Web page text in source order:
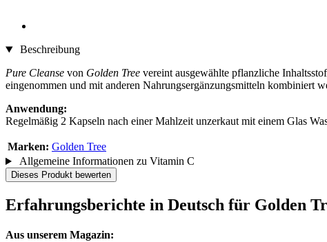
Beschreibung
Pure Cleanse von Golden Tree vereint ausgewählte pflanzliche
eingenommen und mit anderen Nahrungsergänzungsmitteln kombiniert
Anwendung:
Regelmäßig 2 Kapseln nach einer Mahlzeit unzerkaut mit einem Glas
Marken: Golden Tree
Allgemeine Informationen zu Vitamin C
Dieses Produkt bewerten
Erfahrungsberichte in Deutsch für Golden
Aus unserem Magazin: